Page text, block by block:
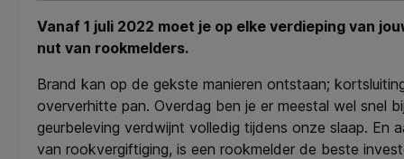
Vanaf 1 juli 2022 moet je op elke verdieping van
nut van rookmelders.
Brand kan op de gekste manieren ontstaan;
oververhitte pan. Overdag ben je er meestal wel snel
geurbeleving verdwijnt volledig tijdens onze slaap. En
van rookvergiftiging, is een rookmelder de beste